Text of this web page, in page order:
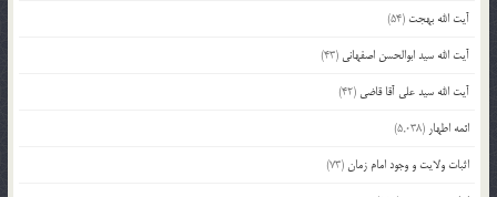
آیت الله بهجت (54)
آیت الله سید ابوالحسن اصفهانی (43)
آیت الله سید علی آقا قاضی (42)
ائمه اطهار (5,038)
اثبات ولایت و وجود امام زمان(73)